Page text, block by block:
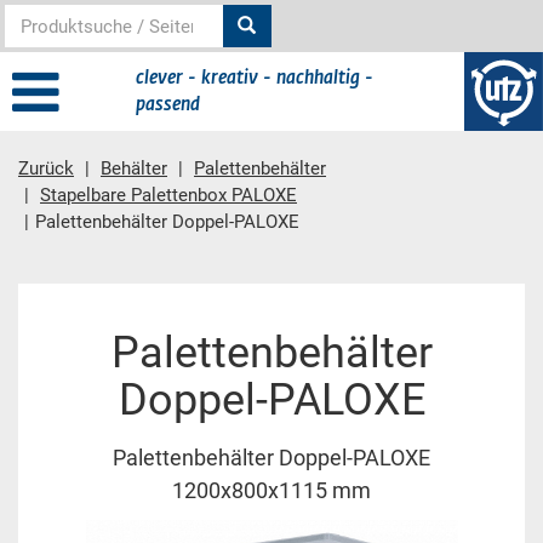
clever - kreativ - nachhaltig -
passend
Zurück Behälter
Palettenbehälter
Stapelbare Palettenbox PALOXE
Palettenbehälter Doppel-PALOXE
Palettenbehälter
Doppel-PALOXE
Palettenbehälter Doppel-PALOXE
1200x800x1115 mm